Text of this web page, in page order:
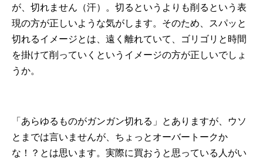
が、切れません（汗）。切るというよりも削るという表
現の方が正しいような気がします。そのため、スパッと
切れるイメージとは、遠く離れていて、ゴリゴリと時間
を掛けて削っていくというイメージの方が正しいでしょ
うか。
「あらゆるものがガンガン切れる」とありますが、ウソ
とまでは言いませんが、ちょっとオーバートークか
な！？とは思います。実際に買おうと思っている人がい